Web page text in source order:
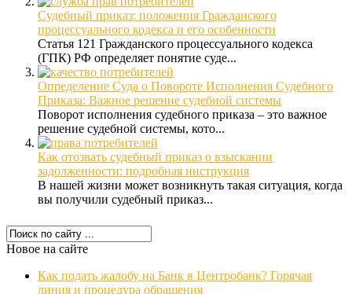
Судебный приказ: положения Гражданского
процессуального кодекса и его особенности
Статья 121 Гражданского процессуального кодекса
(ГПК) РФ определяет понятие суде...
Определение Суда о Повороте Исполнения Судебного
Приказа: Важное решение судебной системы
Поворот исполнения судебного приказа – это важное
решение судебной системы, кото...
Как отозвать судебный приказ о взыскании
задолженности: подробная инструкция
В нашей жизни может возникнуть такая ситуация, когда
вы получили судебный приказ...
Новое на сайте
Как подать жалобу на Банк в Центробанк? Горячая
линия и процедура обращения